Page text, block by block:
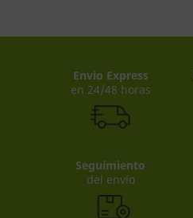
Envio Express
en 24/48 horas
Seguimiento
del envío